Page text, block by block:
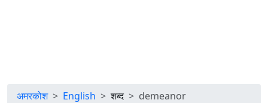
अमरकोश English शब्द demeanor